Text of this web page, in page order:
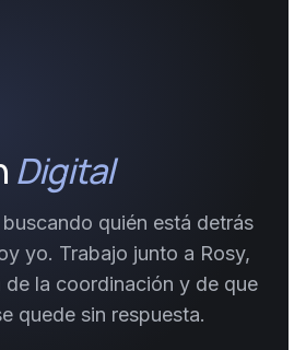
Digital
quién está detrás
yo. Trabajo junto a Rosy,
de la coordinación y de que
quede sin respuesta.